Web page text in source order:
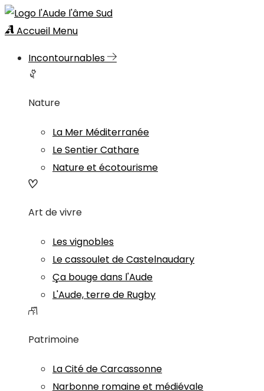
Accueil Menu
Incontournables
Nature
La Mer Méditerranée
Le Sentier Cathare
Nature et écotourisme
Art de vivre
Les vignobles
Le cassoulet de Castelnaudary
Ça bouge dans l'Aude
L'Aude, terre de Rugby
Patrimoine
La Cité de Carcassonne
Narbonne romaine et médiévale